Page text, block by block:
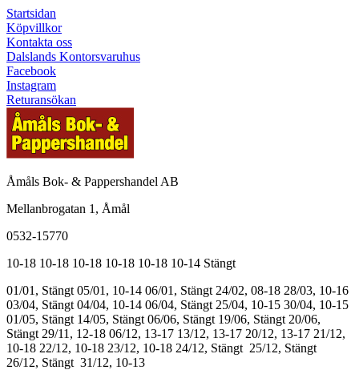
Startsidan
Köpvillkor
Kontakta oss
Dalslands Kontorsvaruhus
Facebook
Instagram
Returansökan
Åmåls Bok- & Pappershandel AB
Mellanbrogatan 1, Åmål
0532-15770
10-18 10-18 10-18 10-18 10-18 10-14 Stängt
01/01, Stängt 05/01, 10-14 06/01, Stängt 24/02, 08-18 28/03, 10-16
03/04, Stängt 04/04, 10-14 06/04, Stängt 25/04, 10-15 30/04, 10-15
01/05, Stängt 14/05, Stängt 06/06, Stängt 19/06, Stängt 20/06,
Stängt 29/11, 12-18 06/12, 13-17 13/12, 13-17 20/12, 13-17 21/12,
10-18 22/12, 10-18 23/12, 10-18 24/12, Stängt 25/12, Stängt
26/12, Stängt 31/12, 10-13